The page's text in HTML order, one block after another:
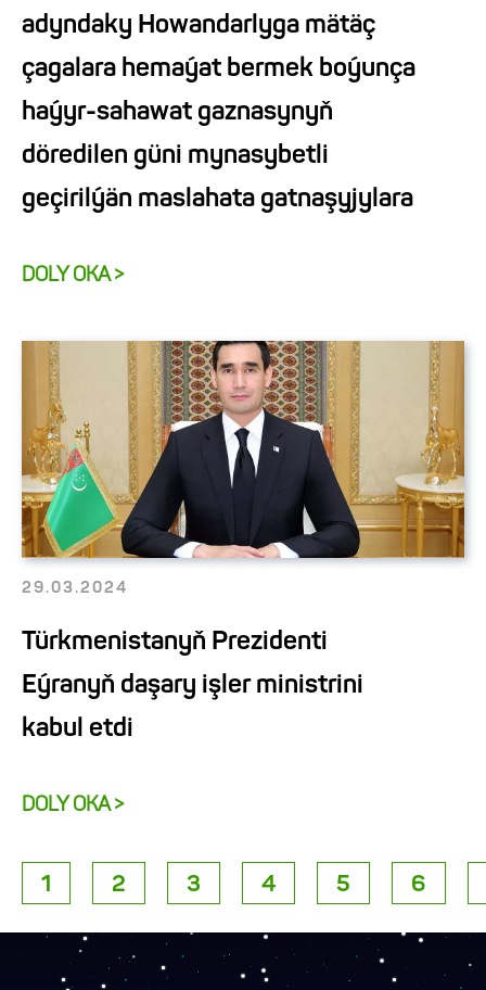
adyndaky Howandarlyga mätäç
çagalara hemaýat bermek boýunça
haýyr-sahawat gaznasynyň
döredilen güni mynasybetli
geçirilýän maslahata gatnaşyjylara
DOLY OKA >
29.03.2024
Türkmenistanyň Prezidenti
Eýranyň daşary işler ministrini
kabul etdi
DOLY OKA >
1 2 3 4 5 6